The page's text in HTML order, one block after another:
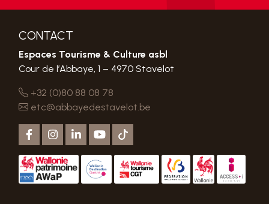
CONTACT
Espaces Tourisme & Culture asbl
Cour de l’Abbaye, 1 – 4970 Stavelot
+32 (0)80 88 08 78
etc@abbayedestavelot.be